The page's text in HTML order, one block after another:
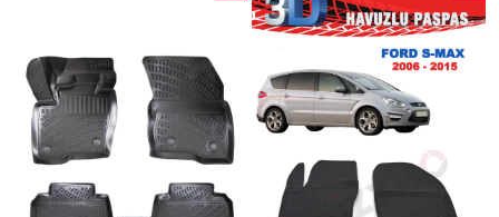
İndirim
%10İndirim
İndirim